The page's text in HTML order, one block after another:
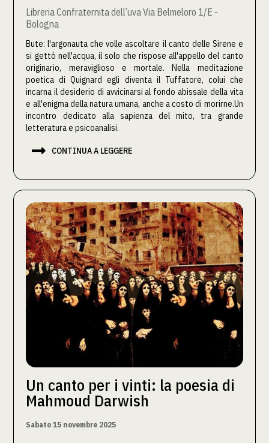
Libreria Confraternita dell’uva Via Belmeloro 1/E -
Bologna
Bute: l'argonauta che volle ascoltare il canto delle Sirene e
si gettò nell'acqua, il solo che rispose all'appello del canto
originario, meraviglioso e mortale. Nella meditazione
poetica di Quignard egli diventa il Tuffatore, colui che
incarna il desiderio di avvicinarsi al fondo abissale della vita
e all'enigma della natura umana, anche a costo di morirne.Un
incontro dedicato alla sapienza del mito, tra grande
letteratura e psicoanalisi.‍
 CONTINUA A LEGGERE
Un canto per i vinti: la poesia di
Mahmoud Darwish
Sabato 15 novembre 2025